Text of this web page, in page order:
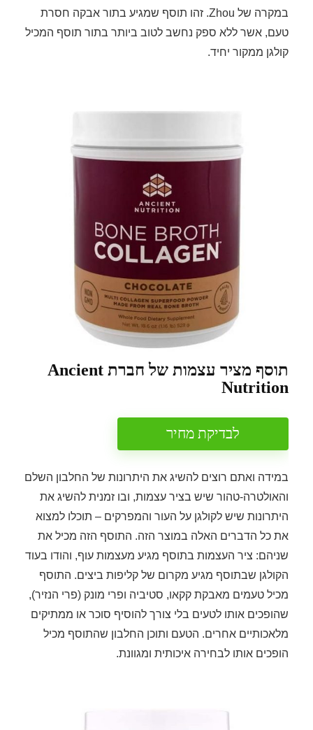
במקרה של Zhou. זהו תוסף שמגיע בתור אבקה חסרת
טעם, אשר ללא ספק נחשב לטוב ביותר בתור תוסף המכיל
קולגן ממקור יחיד.
תוסף מציר עצמות של חברת Ancient
Nutrition
לבדיקת מחיר
במידה ואתם רוצים להשיג את היתרונות של החלבון השלם
והאולטרה-טהור שיש בציר עצמות, ובו זמנית להשיג את
היתרונות שיש לקולגן על העור והמפרקים – תוכלו למצוא
את כל הדברים האלה במוצר הזה. התוסף הזה מכיל את
שניהם: ציר העצמות בתוסף מגיע מעצמות עוף, והודו בעוד
הקולגן שבתוסף מגיע מקרום של קליפות ביצים. התוסף
מכיל טעמים מאבקת קקאו, סטיביה ופרי מונק (פרי הנזיר),
שהופכים אותו לטעים בלי צורך להוסיף סוכר או ממתיקים
מלאכותיים אחרים. הטעם ותוכן החלבון שהתוסף מכיל
הופכים אותו לבחירה איכותית ומגוונת.